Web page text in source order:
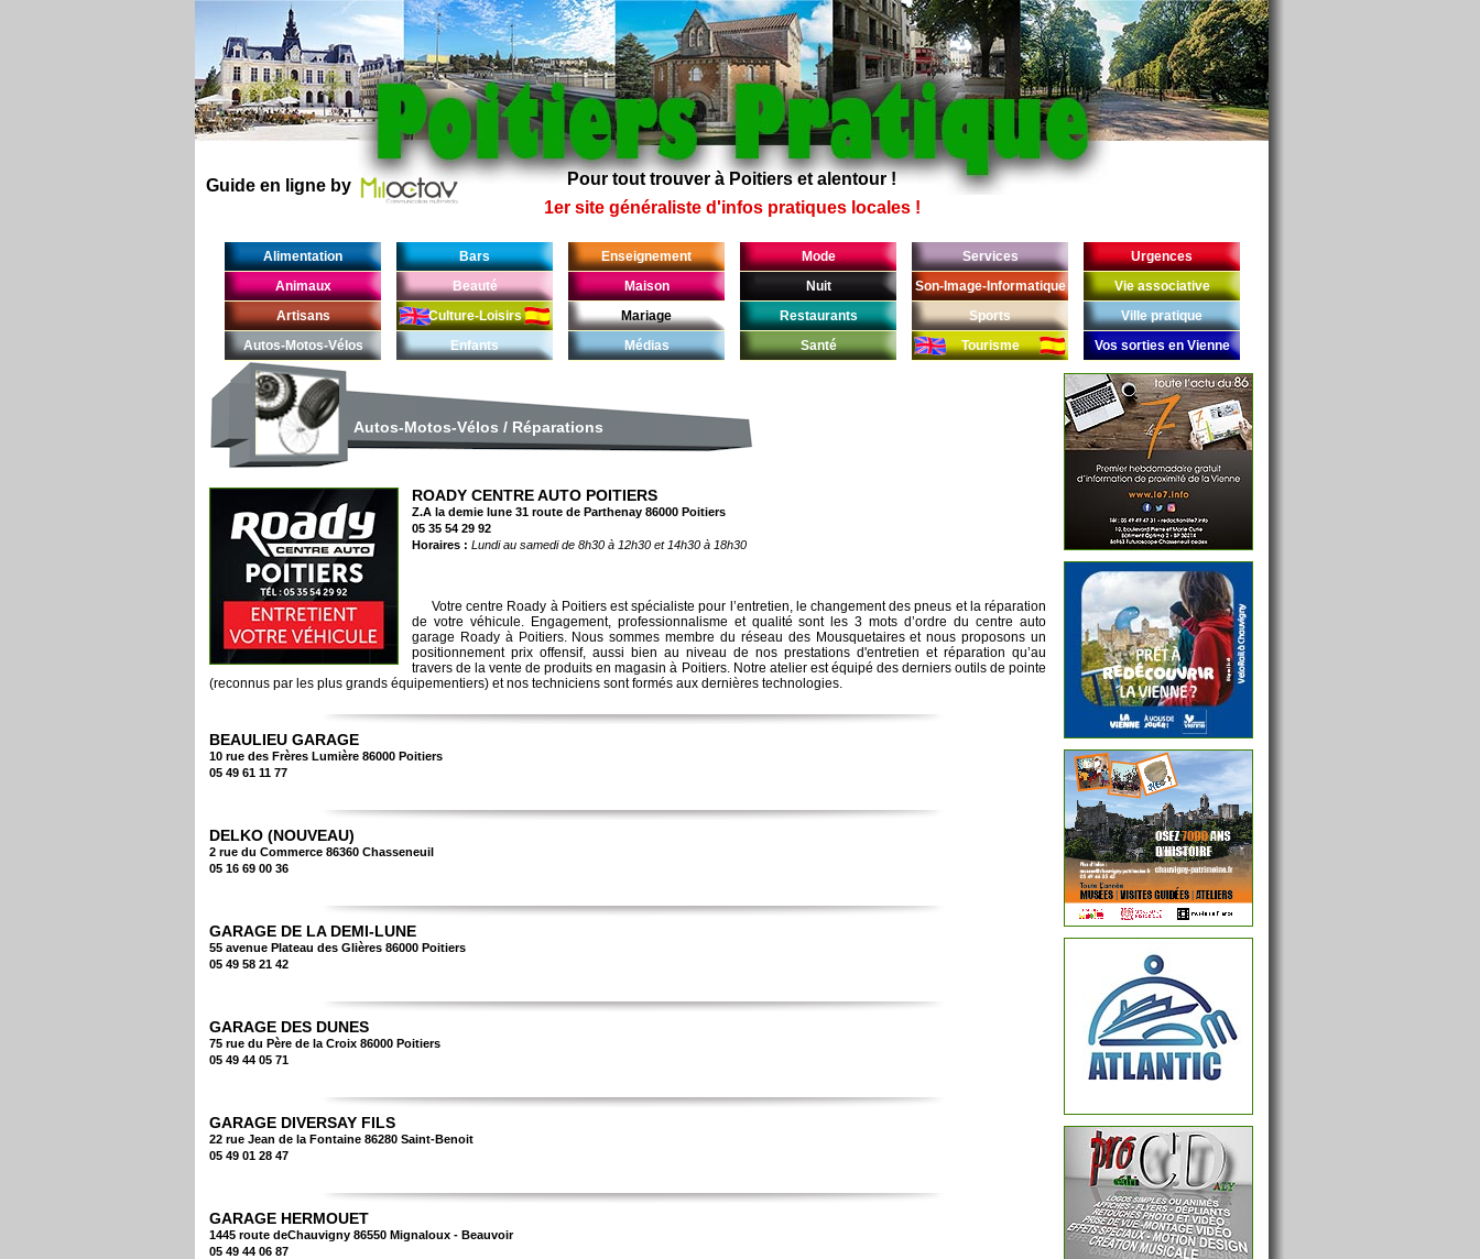
Pour tout trouver à Poitiers et alentour !
1er site généraliste d'infos pratiques locales !
Guide en ligne by
Alimentation
Animaux
Artisans
Autos-Motos-Vélos
Bars
Beauté
Culture-Loisirs
Enfants
Enseignement
Maison
Mariage
Médias
Mode
Nuit
Restaurants
Santé
Services
Son-Image-Informatique
Sports
Tourisme
Urgences
Vie associative
Ville pratique
Vos sorties en Vienne
Autos-Motos-Vélos / Réparations
ROADY CENTRE AUTO POITIERS
Z.A la demie lune 31 route de Parthenay 86000 Poitiers
05 35 54 29 92
Horaires : Lundi au samedi de 8h30 à 12h30 et 14h30 à 18h30
Votre centre Roady à Poitiers est spécialiste pour l’entretien, le changement des pneus et la réparation
de votre véhicule. Engagement, professionnalisme et qualité sont les 3 mots d’ordre du centre auto
garage Roady à Poitiers. Nous sommes membre du réseau des Mousquetaires et nous proposons un
positionnement prix offensif, aussi bien au niveau de nos prestations d'entretien et réparation qu’au
travers de la vente de produits en magasin à Poitiers. Notre atelier est équipé des derniers outils de pointe
(reconnus par les plus grands équipementiers) et nos techniciens sont formés aux dernières technologies.
BEAULIEU GARAGE
10 rue des Frères Lumière 86000 Poitiers
05 49 61 11 77
DELKO (NOUVEAU)
2 rue du Commerce 86360 Chasseneuil
05 16 69 00 36
GARAGE DE LA DEMI-LUNE
55 avenue Plateau des Glières 86000 Poitiers
05 49 58 21 42
GARAGE DES DUNES
75 rue du Père de la Croix 86000 Poitiers
05 49 44 05 71
GARAGE DIVERSAY FILS
22 rue Jean de la Fontaine 86280 Saint-Benoit
05 49 01 28 47
GARAGE HERMOUET
1445 route deChauvigny 86550 Mignaloux - Beauvoir
05 49 44 06 87